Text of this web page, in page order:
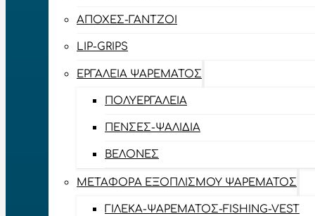
ΑΠΌΧΕΣ-ΓΆΝΤΖΟΙ
LIP-GRIPS
EΡΓΑΛΕΊΑ ΨΑΡΈΜΑΤΟΣ
ΠΟΛΥΕΡΓΑΛΕΊΑ
ΠΈΝΣΕΣ-ΨΑΛΊΔΙΑ
ΒΕΛΌΝΕΣ
ΜΕΤΑΦΟΡΆ ΕΞΟΠΛΙΣΜΟΎ ΨΑΡΈΜΑΤΟΣ
ΓΙΛΈΚΑ-ΨΑΡΈΜΑΤΟΣ-FISHING-VEST